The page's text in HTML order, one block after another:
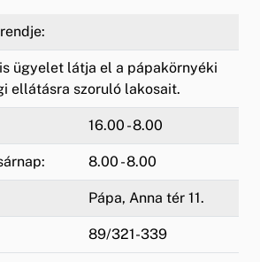
ügyelet látja el a pápakörnyéki
ellátásra szoruló lakosait.
16.00 - 8.00
8.00 - 8.00
Pápa, Anna tér 11.
89/321-339